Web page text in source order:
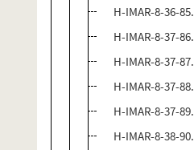
H-IMAR-8-36-
H-IMAR-8-37-
H-IMAR-8-37-
H-IMAR-8-37-
H-IMAR-8-37-
H-IMAR-8-38-